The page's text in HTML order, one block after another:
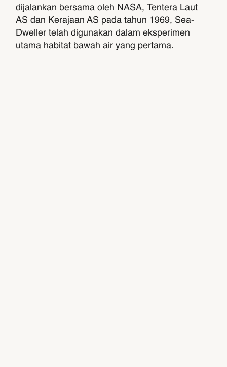
dijalankan bersama oleh NASA, Tentera Laut
AS dan Kerajaan AS pada tahun 1969, Sea-
Dweller telah digunakan dalam eksperimen
utama habitat bawah air yang pertama.